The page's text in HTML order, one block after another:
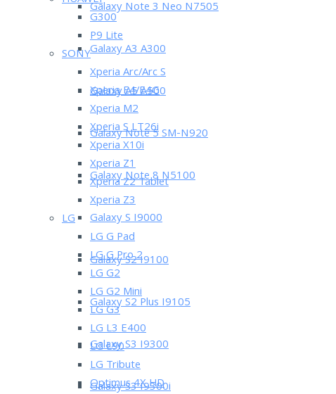
Galaxy Note 3 Neo N7505
Galaxy A3 A300
Galaxy A5 A500
Galaxy Note 5 SM-N920
Galaxy Note 8 N5100
Galaxy S I9000
Galaxy S2 I9100
Galaxy S2 Plus I9105
Galaxy S3 I9300
Galaxy S3 I9300i
G300
P9 Lite
SONY
Xperia Arc/Arc S
Xperia E4/E4G
Xperia M2
Xperia S LT26i
Xperia X10i
Xperia Z1
Xperia Z2 Tablet
Xperia Z3
LG
LG G Pad
LG G Pro 2
LG G2
LG G2 Mini
LG G3
LG L3 E400
LG L90
LG Tribute
Optimus 4X HD